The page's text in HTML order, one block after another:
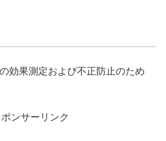
効果測定および不正防止のため
ポンサーリンク